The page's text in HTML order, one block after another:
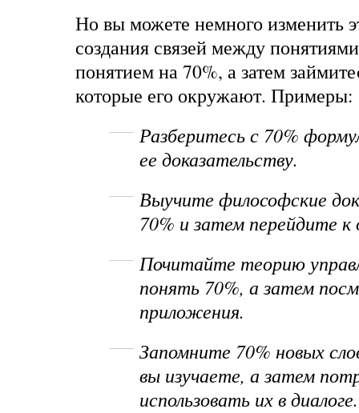
Но вы можете немного изменить
создания связей между
понятием на 70%, а затем
которые его окружают. Примеры:
Разберитесь с 70%
ее доказательству.
Выучите философские
70% и затем перейдите
Почитайте теорию
понять 70%, а затем
приложения.
Запомните 70% новых
вы изучаете, а затем
использовать их в диалоге.